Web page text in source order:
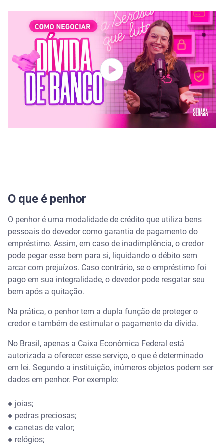
Qual é o valor pago pelo penhor do bem?
Conte com a Serasa para encontrar o melhor
crédito
O que é penhor
O penhor é uma modalidade de crédito que utiliza bens
pessoais do devedor como garantia de pagamento do
empréstimo. Assim, em caso de inadimplência, o credor
pode pegar esse bem para si, liquidando o débito sem
arcar com prejuízos. Caso contrário, se o empréstimo foi
pago em sua integralidade, o devedor pode resgatar seu
bem após a quitação.
Na prática, o penhor tem a dupla função de proteger o
credor e também de estimular o pagamento da dívida.
​No Brasil, apenas a Caixa Econômica Federal está
autorizada a oferecer esse serviço, o que é determinado
em lei. Segundo a instituição, inúmeros objetos podem ser
dados em penhor. Por exemplo:
● joias;
● pedras preciosas;
● canetas de valor;
● relógios;